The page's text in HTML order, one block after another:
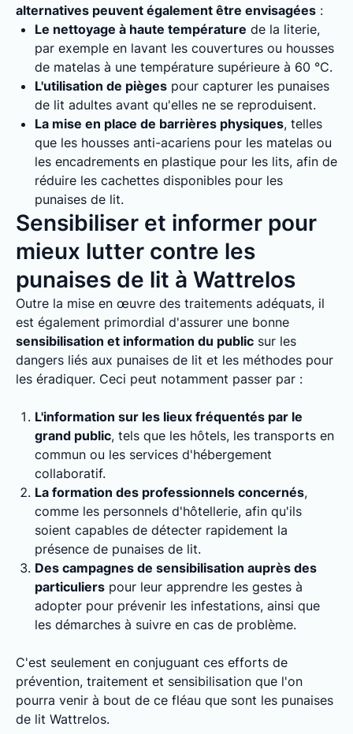
alternatives peuvent également être envisagées :
Le nettoyage à haute température de la literie,
par exemple en lavant les couvertures ou housses
de matelas à une température supérieure à 60 °C.
L'utilisation de pièges pour capturer les punaises
de lit adultes avant qu'elles ne se reproduisent.
La mise en place de barrières physiques, telles
que les housses anti-acariens pour les matelas ou
les encadrements en plastique pour les lits, afin de
réduire les cachettes disponibles pour les
punaises de lit.
Sensibiliser et informer pour
mieux lutter contre les
punaises de lit à Wattrelos
Outre la mise en œuvre des traitements adéquats, il
est également primordial d'assurer une bonne
sensibilisation et information du public sur les
dangers liés aux punaises de lit et les méthodes pour
les éradiquer. Ceci peut notamment passer par :
L'information sur les lieux fréquentés par le
grand public, tels que les hôtels, les transports en
commun ou les services d'hébergement
collaboratif.
La formation des professionnels concernés,
comme les personnels d'hôtellerie, afin qu'ils
soient capables de détecter rapidement la
présence de punaises de lit.
Des campagnes de sensibilisation auprès des
particuliers pour leur apprendre les gestes à
adopter pour prévenir les infestations, ainsi que
les démarches à suivre en cas de problème.
C'est seulement en conjuguant ces efforts de
prévention, traitement et sensibilisation que l'on
pourra venir à bout de ce fléau que sont les punaises
de lit Wattrelos.